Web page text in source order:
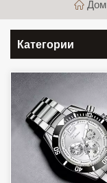
Дом
Категории